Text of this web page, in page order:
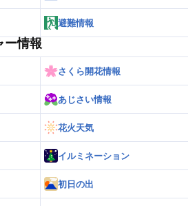
避難情報
ー情報
さくら開花情報
あじさい情報
花火天気
イルミネーション
初日の出